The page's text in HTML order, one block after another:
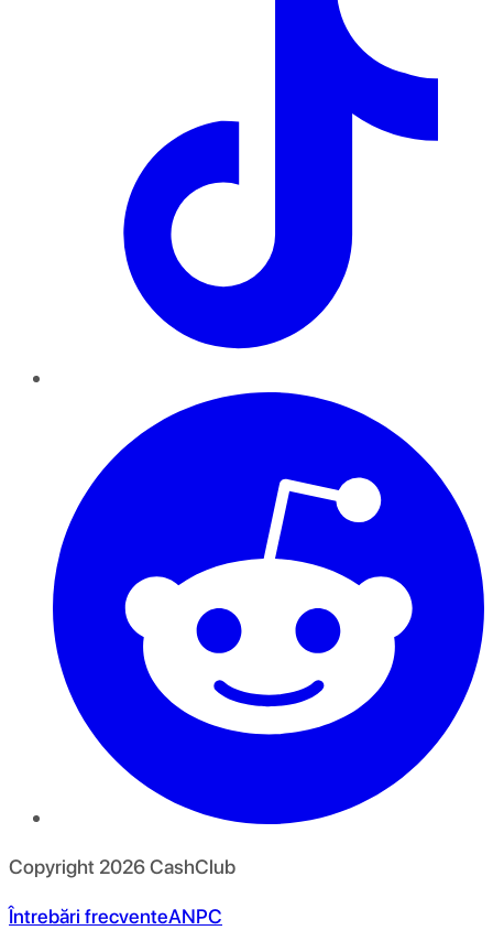
Copyright 2026CashClub
Întrebări frecventeANPC